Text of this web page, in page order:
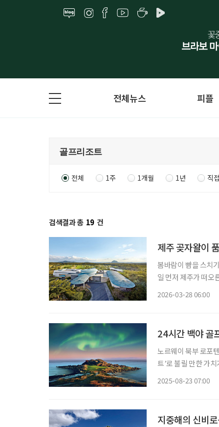
전체뉴스 피플
전체 1주 1개월 1년 직
검색결과 총 19 건
제주 곶자왈이
봄바람이 뺨을 스치기 시작
일 먼저 제주가 떠오
2026-03-28 06:00
24시간 백야 골
노르웨이 북부 로포
트’로 불릴 만한 가
2025-08-23 07:00
지중해의 신비